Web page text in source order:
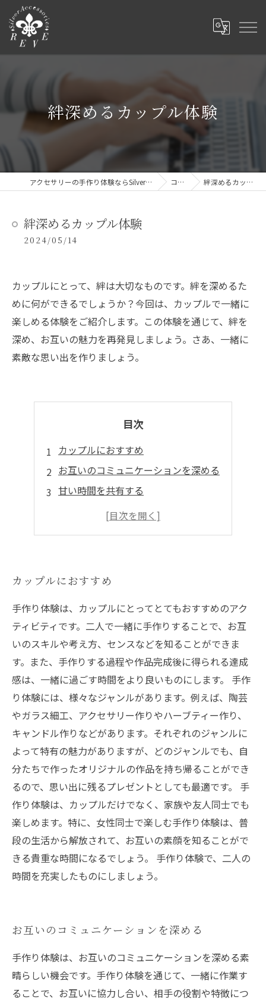
絆深めるカップル体験
アクセサリーの手作り体験ならSilver Accessories REVE コラム 絆深めるカップル体験
絆深めるカップル体験
2024/05/14
カップルにとって、絆は大切なものです。絆を深めるた
めに何ができるでしょうか？今回は、カップルで一緒に
楽しめる体験をご紹介します。この体験を通じて、絆を
深め、お互いの魅力を再発見しましょう。さあ、一緒に
素敵な思い出を作りましょう。
目次
カップルにおすすめ
お互いのコミュニケーションを深める
甘い時間を共有する
新たな一面を発見しよう
カップルにおすすめ
手作り体験は、カップルにとってとてもおすすめのアク
ティビティです。二人で一緒に手作りすることで、お互
いのスキルや考え方、センスなどを知ることができま
す。また、手作りする過程や作品完成後に得られる達成
感は、一緒に過ごす時間をより良いものにします。 手作
り体験には、様々なジャンルがあります。例えば、陶芸
やガラス細工、アクセサリー作りやハーブティー作り、
キャンドル作りなどがあります。それぞれのジャンルに
よって特有の魅力がありますが、どのジャンルでも、自
分たちで作ったオリジナルの作品を持ち帰ることができ
るので、思い出に残るプレゼントとしても最適です。 手
作り体験は、カップルだけでなく、家族や友人同士でも
楽しめます。特に、女性同士で楽しむ手作り体験は、普
段の生活から解放されて、お互いの素顔を知ることがで
きる貴重な時間になるでしょう。 手作り体験で、二人の
時間を充実したものにしましょう。
お互いのコミュニケーションを深める
手作り体験は、お互いのコミュニケーションを深める素
晴らしい機会です。手作り体験を通じて、一緒に作業す
ることで、お互いに協力し合い、相手の役割や特徴につ